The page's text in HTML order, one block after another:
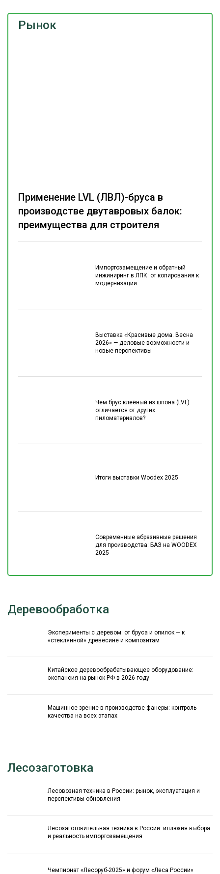
Рынок
Импортозамещение и обратный
инжиниринг в ЛПК: от копирования к
модернизации
Выставка «Красивые дома. Весна
2026» — деловые возможности и
новые перспективы
Чем брус клеёный из шпона (LVL)
отличается от других
пиломатериалов?
Итоги выставки Woodex 2025
Современные абразивные решения
для производства: БАЗ на WOODEX
2025
Применение LVL (ЛВЛ)-бруса в
производстве двутавровых балок:
преимущества для строителя
Деревообработка
Эксперименты с деревом: от бруса и опилок — к
«стеклянной» древесине и композитам
Китайское деревообрабатывающее оборудование:
экспансия на рынок РФ в 2026 году
Машинное зрение в производстве фанеры: контроль
качества на всех этапах
Лесозаготовка
Лесовозная техника в России: рынок, эксплуатация и
перспективы обновления
Лесозаготовительная техника в России: иллюзия выбора
и реальность импортозамещения
Чемпионат «Лесоруб-2025» и форум «Леса России»